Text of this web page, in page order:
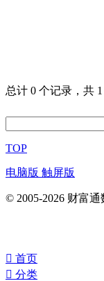
总计 0 个记录，共 1
TOP
电脑版 触屏版
© 2005-2026 财富
󰀁 首页
󰀂 分类